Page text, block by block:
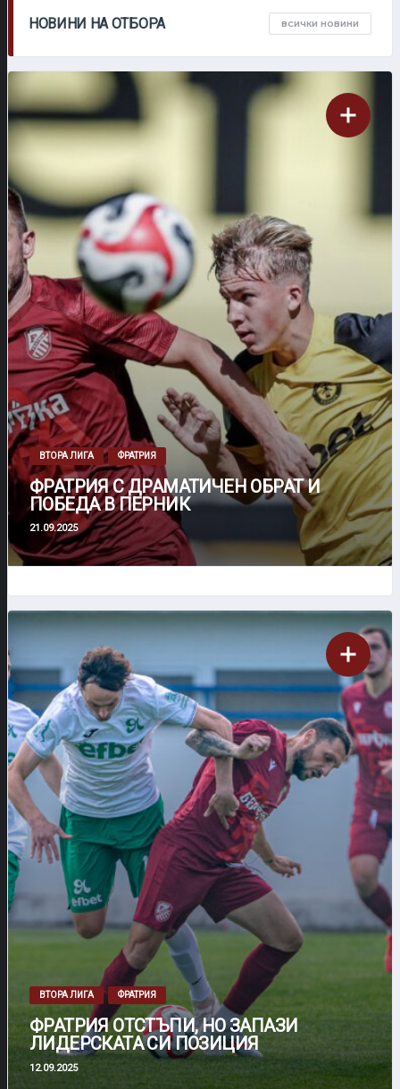
НОВИНИ НА ОТБОРА ВСИЧКИ НОВИНИ
ВТОРА ЛИГА ФРАТРИЯ
ФРАТРИЯ С ДРАМАТИЧЕН ОБРАТ И
ПОБЕДА В ПЕРНИК
21.09.2025
ВТОРА ЛИГА ФРАТРИЯ
ФРАТРИЯ ОТСТЪПИ, НО ЗАПАЗИ
ЛИДЕРСКАТА СИ ПОЗИЦИЯ
12.09.2025